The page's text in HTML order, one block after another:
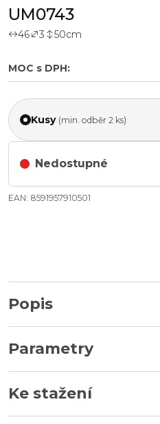
UM0743
46 3 50cm
MOC s DPH:
Kusy (min. odběr 2 ks)
Nedostupné
EAN: 8591957910501
Popis
Parametry
Ke stažení